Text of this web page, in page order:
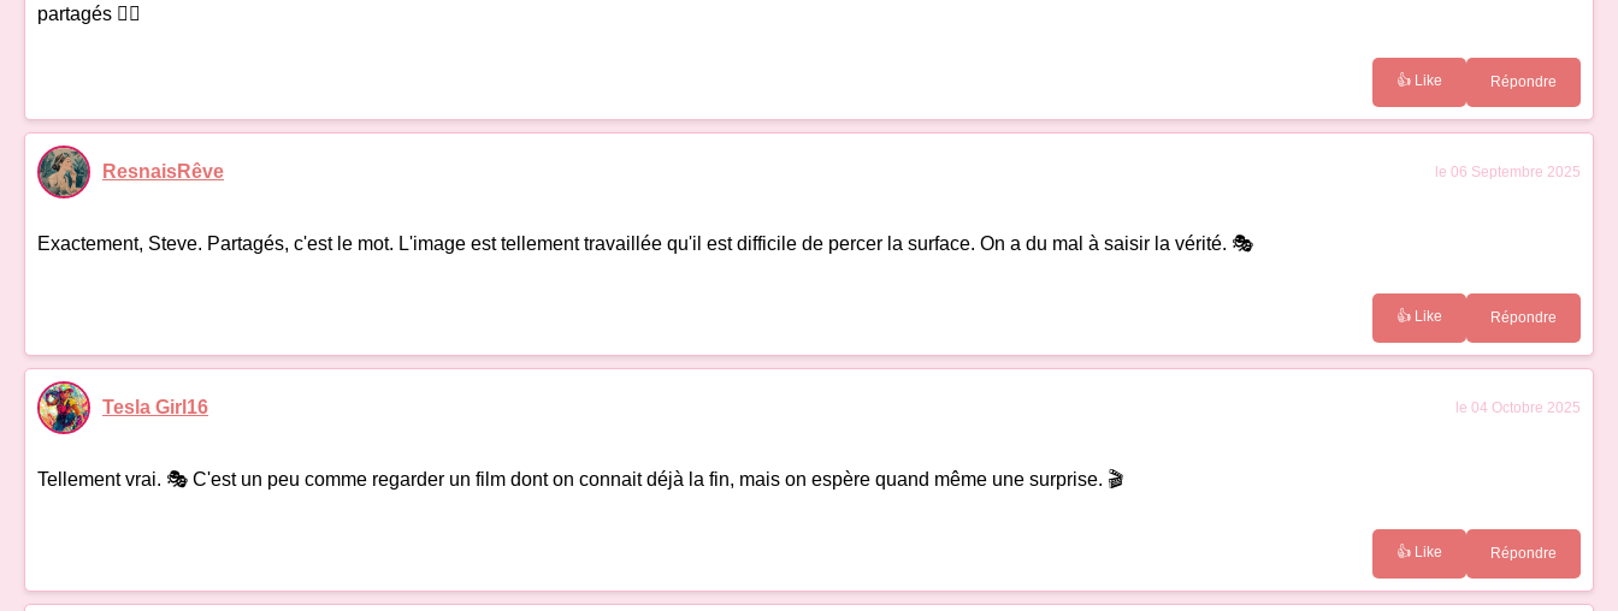
partagés 🤷‍♂️
👍 Like Répondre
ResnaisRêve le 06 Septembre 2025
Exactement, Steve. Partagés, c'est le mot. L'image est tellement travaillée qu'il est difficile de percer la surface. On a du mal à saisir la vérité. 🎭
👍 Like Répondre
Tesla Girl16 le 04 Octobre 2025
Tellement vrai. 🎭 C'est un peu comme regarder un film dont on connait déjà la fin, mais on espère quand même une surprise. 🎬
👍 Like Répondre